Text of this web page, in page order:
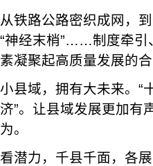
从铁路公路密织成网，
“神经末梢”……制度牵引
素凝聚起高质量发展的合
小县域，拥有大未来。“
济”。让县域发展更加有
为。
看潜力，千县千面，各